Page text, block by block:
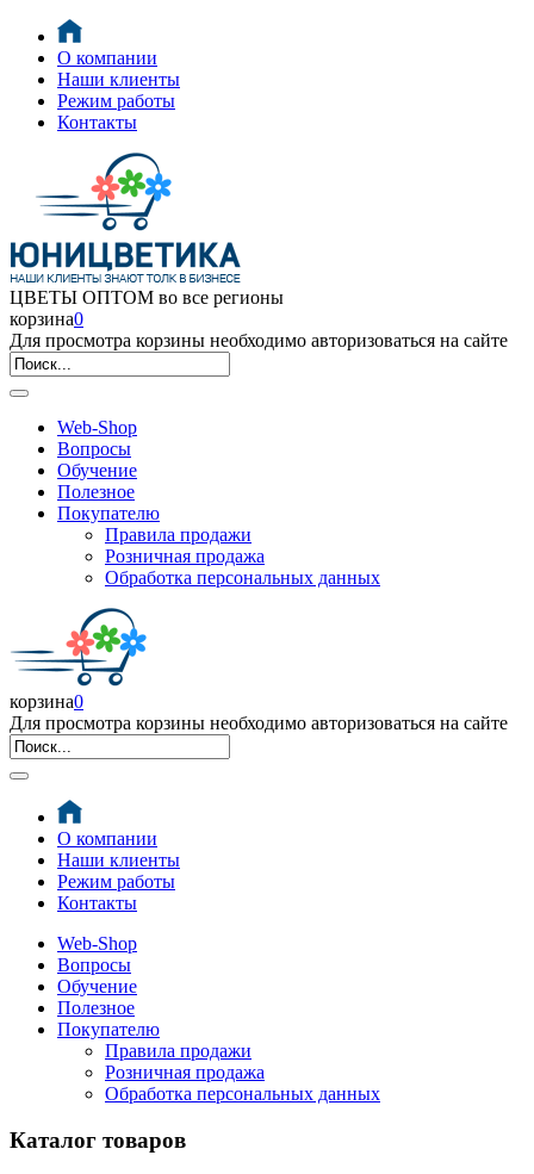
О компании
Наши клиенты
Режим работы
Контакты
ЦВЕТЫ ОПТОМ во все регионы
корзина0
Для просмотра корзины необходимо авторизоваться на сайте
Web-Shop
Вопросы
Обучение
Полезное
Покупателю
Правила продажи
Розничная продажа
Обработка персональных данных
корзина0
Для просмотра корзины необходимо авторизоваться на сайте
О компании
Наши клиенты
Режим работы
Контакты
Web-Shop
Вопросы
Обучение
Полезное
Покупателю
Правила продажи
Розничная продажа
Обработка персональных данных
Каталог товаров